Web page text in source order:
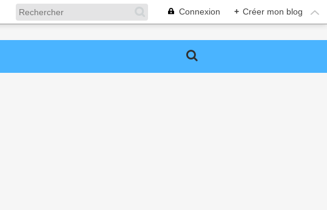
Connexion + Créer mon blog